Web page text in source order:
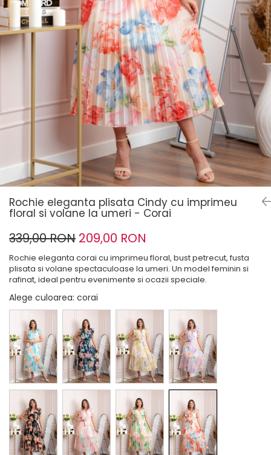
Rochie eleganta plisata Cindy cu imprimeu
floral si volane la umeri - Corai
339,00 RON 209,00 RON
Rochie eleganta corai cu imprimeu floral, bust petrecut, fusta
plisata si volane spectaculoase la umeri. Un model feminin si
rafinat, ideal pentru evenimente si ocazii speciale.
Alege culoarea: corai